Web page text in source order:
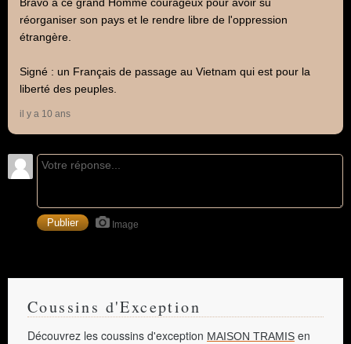
réorganiser son pays et le rendre libre de l'oppression
étrangère.
Signé : un Français de passage au Vietnam qui est pour la
liberté des peuples.
il y a 10 ans
Image
Coussins d'Exception
Découvrez les coussins d'exception MAISON TRAMIS en